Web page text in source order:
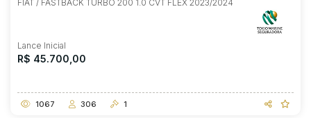
FIAT / FASTBACK TURBO 200 1.0 CVT FLEX 2023/2024
Lance Inicial
R$ 45.700,00
1067 306 1